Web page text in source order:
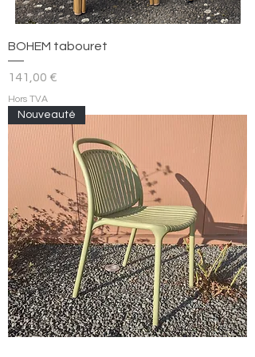
BOHEM tabouret
Prix
141,00 €
Hors TVA
Nouveauté